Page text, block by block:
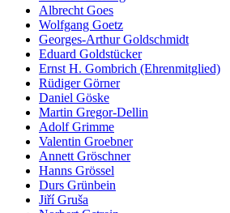
Albrecht Goes
Wolfgang Goetz
Georges-Arthur Goldschmidt
Eduard Goldstücker
Ernst H. Gombrich (Ehrenmitglied)
Rüdiger Görner
Daniel Göske
Martin Gregor-Dellin
Adolf Grimme
Valentin Groebner
Annett Gröschner
Hanns Grössel
Durs Grünbein
Jiří Gruša